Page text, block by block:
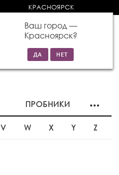
КРАСНОЯРСК
Ваш город —
Красноярск?
0 товаров
на сумму 0р
ПРОБНИКИ
V W X Y Z